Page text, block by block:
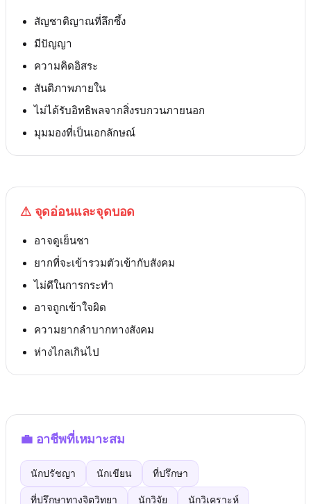
สัญชาติญาณที่ลึกซึ้ง
มีปัญญา
ความคิดอิสระ
สันติภาพภายใน
ไม่ได้รับอิทธิพลจากสิ่งรบกวนภายนอก
มุมมองที่เป็นเอกลักษณ์
⚠ จุดอ่อนและจุดบอด
อาจดูเย็นชา
ยากที่จะเข้ารวมตัวเข้ากับสังคม
ไม่ดีในการกระทำ
อาจถูกเข้าใจผิด
ความยากลำบากทางสังคม
ห่างไกลเกินไป
💼 อาชีพที่เหมาะสม
นักปรัชญา นักเขียน ที่ปรึกษา
ที่ปรึกษาทางจิตวิทยา นักวิจัย นักวิเคราะห์